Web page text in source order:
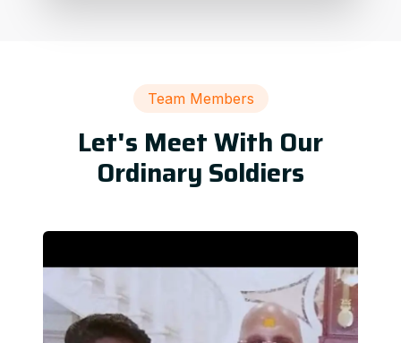
Team Members
Let's Meet With Our
Ordinary Soldiers